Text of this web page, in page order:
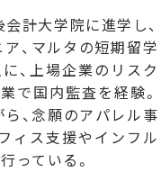
計大学院に進学し、
、マルタの短期留学
、上場企業のリスク
で国内監査を経験。
、念願のアパレル事
ィス支援やインフル
っている。